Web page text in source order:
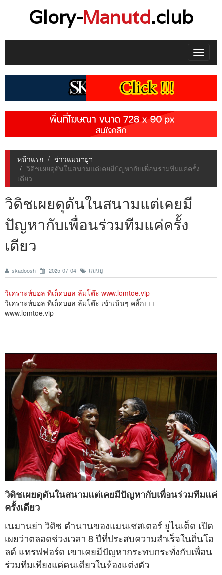
Glory-Manutd.club
Toggle
หน้าแรก
ข่าวแมนฯยูฯ
วิดิชเผยดุดันในสนามแต่เคยมีปัญหากับเพื่อนร่วมทีมแค่ครั้ง
เดียว
วิดิชเผยดุดันในสนามแต่เคยมี
ปัญหากับเพื่อนร่วมทีมแค่ครั้ง
เดียว
skadoosh 2025-07-04 แมนยู
วิเคราะห์บอล ทีเด็ดบอล ล้มโต๊ะ www.lomtoe.vip
วิเคราะห์บอล ทีเด็ดบอล ล้มโต๊ะ เข้าเน้นๆ คลิ๊ก+++
www.lomtoe.vip
วิดิชเผยดุดันในสนามแต่เคยมีปัญหากับเพื่อนร่วมทีมแค่
ครั้งเดียว
เนมานย่า วิดิช ตำนานของแมนเชสเตอร์ ยูไนเต็ด เปิด
เผยว่าตลอดช่วงเวลา 8 ปีที่ประสบความสำเร็จในถิ่นโอ
ลด์ แทรฟฟอร์ด เขาเคยมีปัญหากระทบกระทั่งกับเพื่อน
ร่วมทีมเพียงแค่คนเดียวในห้องแต่งตัว